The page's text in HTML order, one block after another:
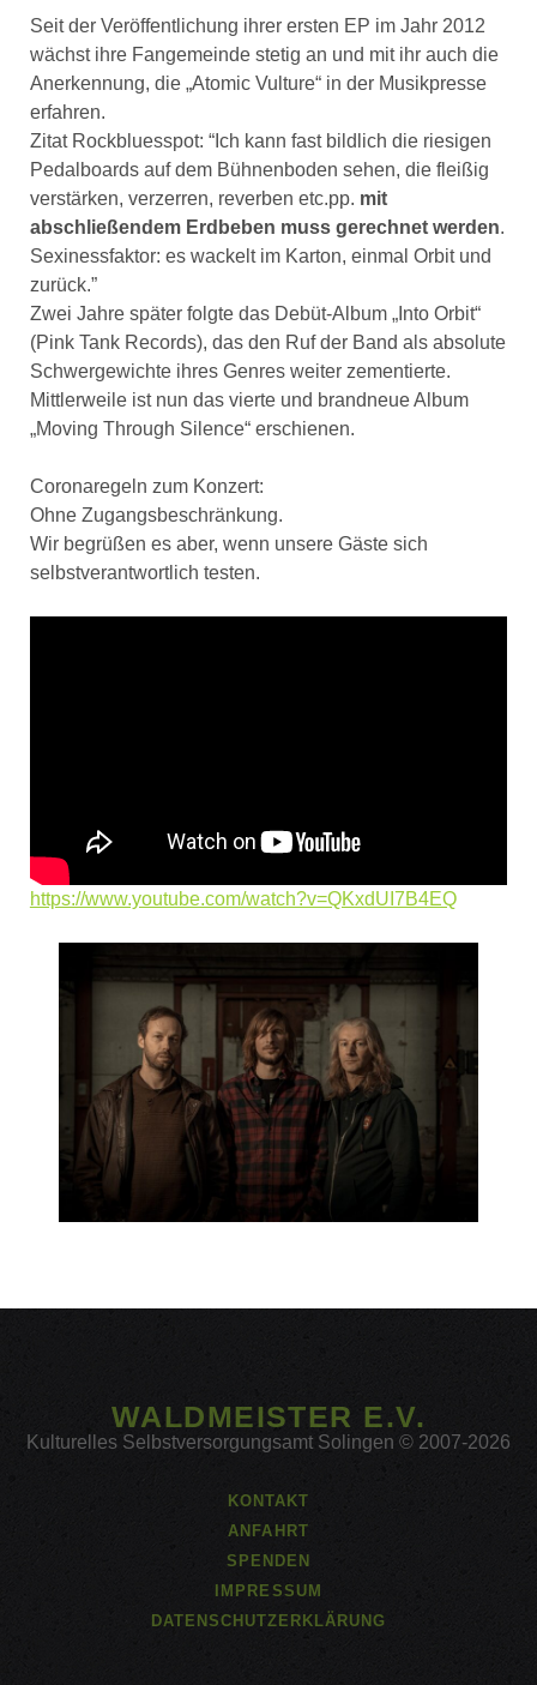
Seit der Veröffentlichung ihrer ersten EP im Jahr 2012
wächst ihre Fangemeinde stetig an und mit ihr auch die
Anerkennung, die „Atomic Vulture“ in der Musikpresse
erfahren.
Zitat Rockbluesspot: “Ich kann fast bildlich die riesigen
Pedalboards auf dem Bühnenboden sehen, die fleißig
verstärken, verzerren, reverben etc.pp. mit
abschließendem Erdbeben muss gerechnet werden.
Sexinessfaktor: es wackelt im Karton, einmal Orbit und
zurück.”
Zwei Jahre später folgte das Debüt-Album „Into Orbit“
(Pink Tank Records), das den Ruf der Band als absolute
Schwergewichte ihres Genres weiter zementierte.
Mittlerweile ist nun das vierte und brandneue Album
„Moving Through Silence“ erschienen.
Coronaregeln zum Konzert:
Ohne Zugangsbeschränkung.
Wir begrüßen es aber, wenn unsere Gäste sich
selbstverantwortlich testen.
https://www.youtube.com/watch?v=QKxdUI7B4EQ
WALDMEISTER E.V.
Kulturelles Selbstversorgungsamt Solingen © 2007-2026
KONTAKT
ANFAHRT
SPENDEN
IMPRESSUM
DATENSCHUTZERKLÄRUNG